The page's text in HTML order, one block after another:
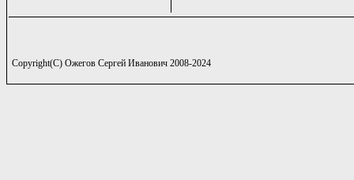
Copyright(C) Ожегов Сергей Иванович 2008-2024